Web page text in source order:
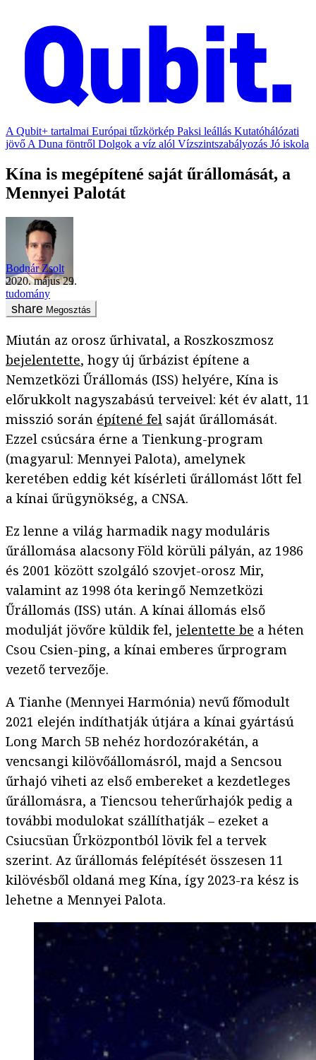
A Qubit+ tartalmai Európai tűzkörkép Paksi leállás Kutatóhálózati
jövő A Duna föntről Dolgok a víz alól Vízszintszabályozás Jó iskola
Kína is megépítené saját űrállomását, a
Mennyei Palotát
Bodnár Zsolt
2020. május 29.
tudomány
Megosztás
Miután az orosz űrhivatal, a Roszkoszmosz
bejelentette, hogy új űrbázist építene a
Nemzetközi Űrállomás (ISS) helyére, Kína is
előrukkolt nagyszabású terveivel: két év alatt, 11
misszió során építené fel saját űrállomását.
Ezzel csúcsára érne a Tienkung-program
(magyarul: Mennyei Palota), amelynek
keretében eddig két kísérleti űrállomást lőtt fel
a kínai űrügynökség, a CNSA.
Ez lenne a világ harmadik nagy moduláris
űrállomása alacsony Föld körüli pályán, az 1986
és 2001 között szolgáló szovjet-orosz Mir,
valamint az 1998 óta keringő Nemzetközi
Űrállomás (ISS) után. A kínai állomás első
modulját jövőre küldik fel, jelentette be a héten
Csou Csien-ping, a kínai emberes űrprogram
vezető tervezője.
A Tianhe (Mennyei Harmónia) nevű főmodult
2021 elején indíthatják útjára a kínai gyártású
Long March 5B nehéz hordozórakétán, a
vencsangi kilövőállomásról, majd a Sencsou
űrhajó viheti az első embereket a kezdetleges
űrállomásra, a Tiencsou teherűrhajók pedig a
további modulokat szállíthatják – ezeket a
Csiucsüan Űrközpontból lövik fel a tervek
szerint. Az űrállomás felépítését összesen 11
kilövésből oldaná meg Kína, így 2023-ra kész is
lehetne a Mennyei Palota.